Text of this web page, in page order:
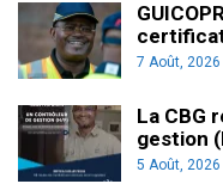
7 Août, 2026
La CBG
gestion
5 Août, 2026